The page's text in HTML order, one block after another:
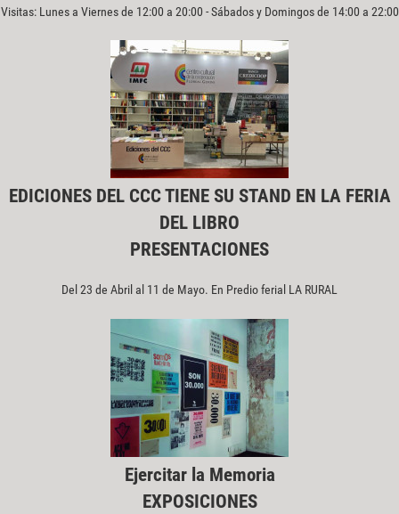
Visitas: Lunes a Viernes de 12:00 a 20:00 - Sábados y Domingos de 14:00 a 22:00
EDICIONES DEL CCC TIENE SU STAND EN LA FERIA
DEL LIBRO
PRESENTACIONES
Del 23 de Abril al 11 de Mayo. En Predio ferial LA RURAL
Ejercitar la Memoria
EXPOSICIONES